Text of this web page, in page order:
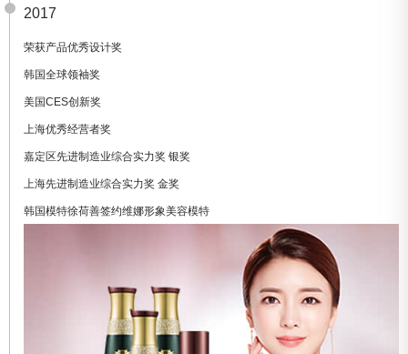
2017
荣获产品优秀设计奖
韩国全球领袖奖
美国CES创新奖
上海优秀经营者奖
嘉定区先进制造业综合实力奖 银奖
上海先进制造业综合实力奖 金奖
韩国模特徐荷善签约维娜形象美容模特